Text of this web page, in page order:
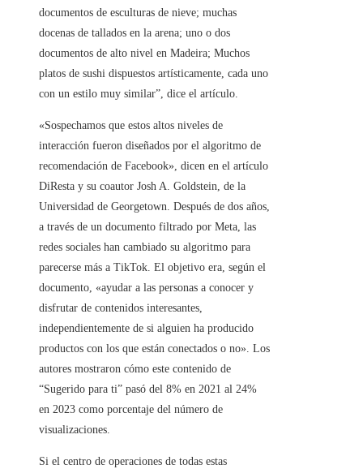
documentos de esculturas de nieve; muchas
docenas de tallados en la arena; uno o dos
documentos de alto nivel en Madeira; Muchos
platos de sushi dispuestos artísticamente, cada uno
con un estilo muy similar”, dice el artículo.
«Sospechamos que estos altos niveles de
interacción fueron diseñados por el algoritmo de
recomendación de Facebook», dicen en el artículo
DiResta y su coautor Josh A. Goldstein, de la
Universidad de Georgetown. Después de dos años,
a través de un documento filtrado por Meta, las
redes sociales han cambiado su algoritmo para
parecerse más a TikTok. El objetivo era, según el
documento, «ayudar a las personas a conocer y
disfrutar de contenidos interesantes,
independientemente de si alguien ha producido
productos con los que están conectados o no». Los
autores mostraron cómo este contenido de
“Sugerido para ti” pasó del 8% en 2021 al 24%
en 2023 como porcentaje del número de
visualizaciones.
Si el centro de operaciones de todas estas